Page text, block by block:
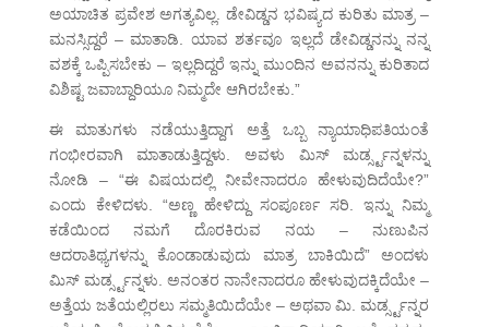
ಅಯಾಚಿತ ಪ್ರವೇಶ ಅಗತ್ಯವಿಲ್ಲ. ಡೇವಿಡ್ಡನ ಭವಿಷ್ಯದ ಕುರಿತು ಮಾತ್ರ –
ಮನಸ್ಸಿದ್ದರೆ – ಮಾತಾಡಿ. ಯಾವ ಶರ್ತವೂ ಇಲ್ಲದೆ ಡೇವಿಡ್ಡನನ್ನು ನನ್ನ
ವಶಕ್ಕೆ ಒಪ್ಪಿಸಬೇಕು – ಇಲ್ಲದಿದ್ದರೆ ಇನ್ನು ಮುಂದಿನ ಅವನನ್ನು ಕುರಿತಾದ
ವಿಶಿಷ್ಟ ಜವಾಬ್ದಾರಿಯೂ ನಿಮ್ಮದೇ ಆಗಿರಬೇಕು.”
ಈ ಮಾತುಗಳು ನಡೆಯುತ್ತಿದ್ದಾಗ ಅತ್ತೆ ಒಬ್ಬ ನ್ಯಾಯಾಧಿಪತಿಯಂತೆ
ಗಂಭೀರವಾಗಿ ಮಾತಾಡುತ್ತಿದ್ದಳು. ಅವಳು ಮಿಸ್ ಮರ್ಡ್ಸ್ಟನ್ನಳನ್ನು
ನೋಡಿ – “ಈ ವಿಷಯದಲ್ಲಿ ನೀವೇನಾದರೂ ಹೇಳುವುದಿದೆಯೇ?”
ಎಂದು ಕೇಳಿದಳು. “ಅಣ್ಣ ಹೇಳಿದ್ದು ಸಂಪೂರ್ಣ ಸರಿ. ಇನ್ನು ನಿಮ್ಮ
ಕಡೆಯಿಂದ ನಮಗೆ ದೊರಕಿರುವ ನಯ – ನುಣುಪಿನ
ಆದರಾತಿಥ್ಯಗಳನ್ನು ಕೊಂಡಾಡುವುದು ಮಾತ್ರ ಬಾಕಿಯಿದೆ” ಅಂದಳು
ಮಿಸ್ ಮರ್ಡ್ಸ್ಟನ್ನಳು. ಅನಂತರ ನಾನೇನಾದರೂ ಹೇಳುವುದಕ್ಕಿದೆಯೇ –
ಅತ್ತೆಯ ಜತೆಯಲ್ಲಿರಲು ಸಮ್ಮತಿಯಿದೆಯೇ – ಅಥವಾ ಮಿ. ಮರ್ಡ್ಸ್ಟನ್ನರ